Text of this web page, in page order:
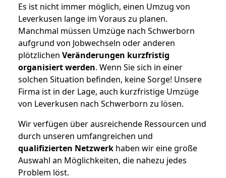
Es ist nicht immer möglich, einen Umzug von
Leverkusen lange im Voraus zu planen.
Manchmal müssen Umzüge nach Schwerborn
aufgrund von Jobwechseln oder anderen
plötzlichen Veränderungen kurzfristig
organisiert werden. Wenn Sie sich in einer
solchen Situation befinden, keine Sorge! Unsere
Firma ist in der Lage, auch kurzfristige Umzüge
von Leverkusen nach Schwerborn zu lösen.
Wir verfügen über ausreichende Ressourcen und
durch unseren umfangreichen und
qualifizierten Netzwerk haben wir eine große
Auswahl an Möglichkeiten, die nahezu jedes
Problem löst.